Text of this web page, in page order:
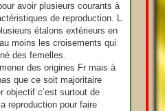
avoir plusieurs courants à
de reproduction. L
étalons extérieurs en
moins les croisements qui
des femelles.
des origines Fr mais à
que ce soit majoritaire
objectif c’est surtout de
reproduction pour faire